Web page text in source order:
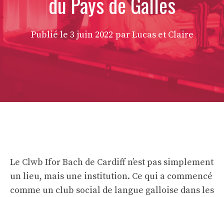
Publié le 3 juin 2022 par Lucas et Claire
Le Clwb Ifor Bach de Cardiff n’est pas simplement
un lieu, mais une institution. Ce qui a commencé
comme un club social de langue galloise dans les